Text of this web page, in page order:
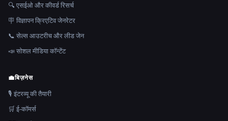
🔍 एसईओ और कीवर्ड रिसर्च
🪧 विज्ञापन क्रिएटिव जेनरेटर
📞 सेल्स आउटरीच और लीड जेन
📣 सोशल मीडिया कॉन्टेंट
💼बिज़नेस
🎙️ इंटरव्यू की तैयारी
🛒 ई-कॉमर्स